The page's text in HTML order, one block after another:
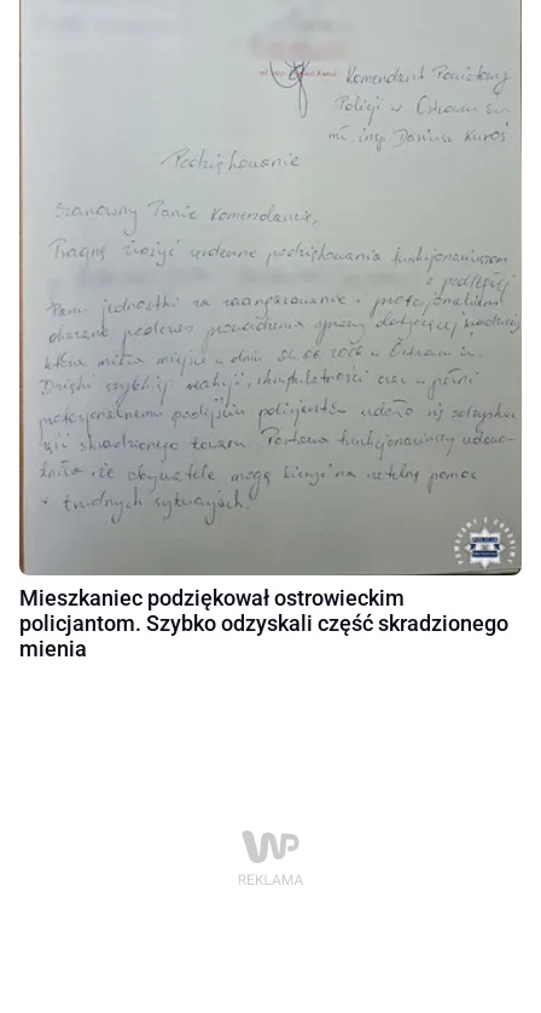
Mieszkaniec podziękował ostrowieckim
policjantom. Szybko odzyskali część skradzionego
mienia